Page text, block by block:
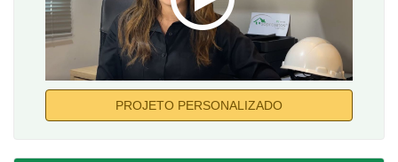
PROJETO PERSONALIZADO